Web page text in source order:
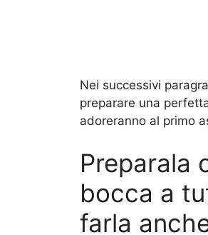
Nei successivi
preparare una
adoreranno al primo
Preparala
bocca a
farla